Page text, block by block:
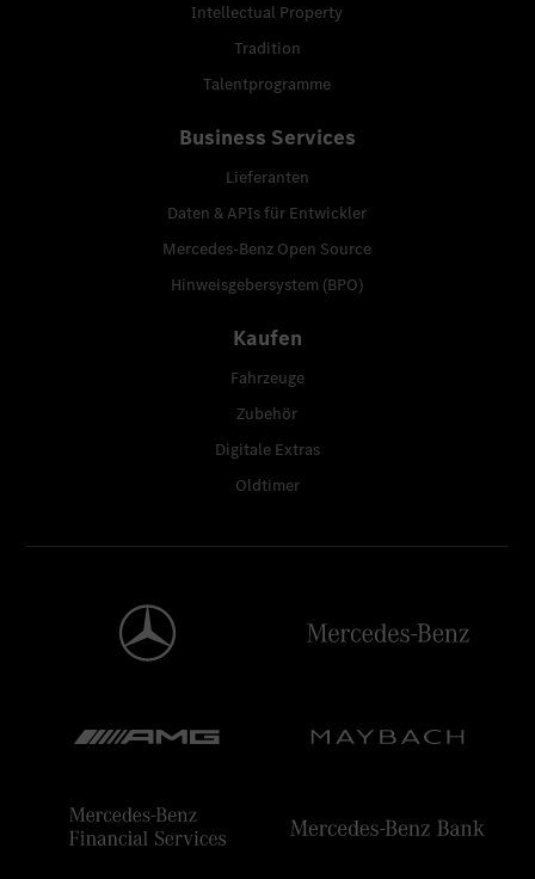
Intellectual Property
Tradition
Talentprogramme
Business Services
Lieferanten
Daten & APIs für Entwickler
Mercedes-Benz Open Source
Hinweisgebersystem (BPO)
Kaufen
Fahrzeuge
Zubehör
Digitale Extras
Oldtimer